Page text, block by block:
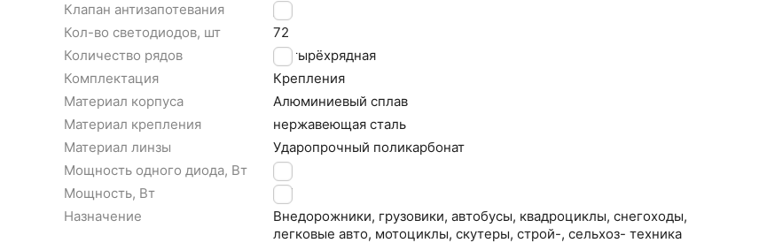
Клапан антизапотевания
ДА
Кол-во светодиодов, шт
72
Количество рядов
Четырёхрядная
Комплектация
Крепления
Материал корпуса
Алюминиевый cплав
Материал крепления
нержавеющая сталь
Материал линзы
Ударопрочный поликарбонат
Мощность одного диода, Вт
3
Мощность, Вт
216
Назначение
Внедорожники, грузовики, автобусы, квадроциклы, снегоходы,
легковые авто, мотоциклы, скутеры, строй-, сельхоз- техника